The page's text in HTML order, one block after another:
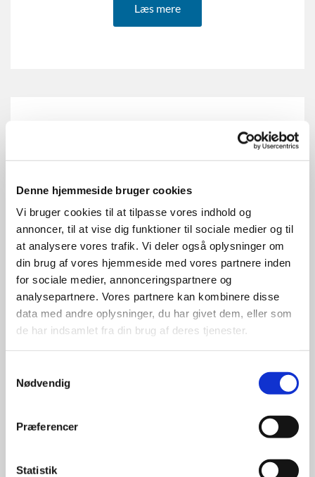
Denne hjemmeside bruger cookies
Vi bruger cookies til at tilpasse vores indhold og
annoncer, til at vise dig funktioner til sociale medier og til
at analysere vores trafik. Vi deler også oplysninger om
din brug af vores hjemmeside med vores partnere inden
for sociale medier, annonceringspartnere og
analysepartnere. Vores partnere kan kombinere disse
data med andre oplysninger, du har givet dem, eller som
de har indsamlet fra din brug af deres tjenester.
Nødvendig
Præferencer
Statistik
Læs mere
Foredrag & Udflugter